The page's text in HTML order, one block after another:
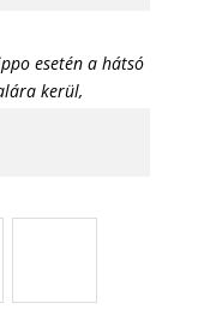
esetén a hátsó
kerül,